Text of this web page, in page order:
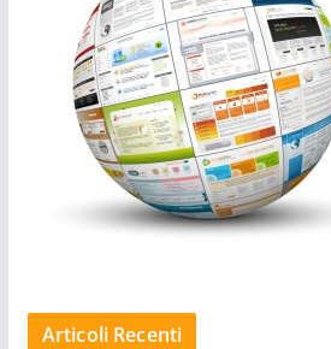
Articoli Recenti